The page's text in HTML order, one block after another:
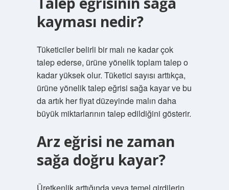
kayması nedir?
Tüketiciler belirli bir malı ne kadar çok
talep ederse, ürüne yönelik toplam talep o
kadar yüksek olur. Tüketici sayısı arttıkça,
ürüne yönelik talep eğrisi sağa kayar ve bu
da artık her fiyat düzeyinde malın daha
büyük miktarlarının talep edildiğini gösterir.
Arz eğrisi ne zaman
sağa doğru kayar?